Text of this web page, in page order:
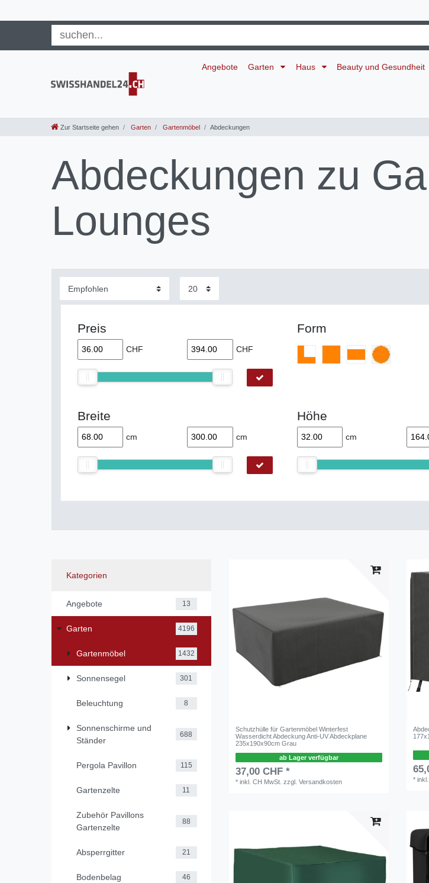
Angebote Garten Haus Beauty und Gesundheit
Zur Startseite gehen Garten Gartenmöbel Abdeckungen
Abdeckungen zu
Lounges
Preis
CHF CHF
Form
Breite
cm cm
Höhe
cm
Kategorien
Angebote 13
Garten 4196
Gartenmöbel 1432
Sonnensegel 301
Beleuchtung 8
Sonnenschirme und
Ständer
688
Pergola Pavillon 115
Gartenzelte 11
Zubehör Pavillons
Gartenzelte
88
Absperrgitter 21
Bodenbelag 46
Schutzhülle für Gartenmöbel Winterfest
Wasserdicht Abdeckung Anti-UV Abdeckplane
235x190x90cm Grau
ab Lager verfügbar
37,00 CHF *
*inkl. CH MwSt. zzgl.Versandkosten *